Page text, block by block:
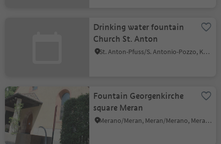
Drinking water fountain
Church St. Anton
St. Anton-Pfuss/S. Antonio-Pozzo, Kaltern an der Weinstraße/Caldaro sulla Strada del Vino, Alto Adige Wine Road
Fountain Georgenkirche
square Meran
Merano/Meran, Meran/Merano, Meran/Merano and environs